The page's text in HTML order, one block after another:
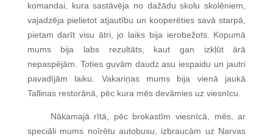
komandai, kura sastāvēja no dažādu skolu skolēniem,
vajadzēja pielietot atjautību un kooperēties savā starpā,
pietam darīt visu ātri, jo laiks bija ierobežots. Kopumā
mums bija labs rezultāts, kaut gan izkļūt ārā
nepaspējām. Toties guvām daudz asu iespaidu un jautri
pavadījām laiku. Vakariņas mums bija vienā jaukā
Tallinas restorānā, pēc kura mēs devāmies uz viesnīcu.
Nākamajā rītā, pēc brokastīm viesnīcā, mēs, ar
speciāli mums noīrētu autobusu, izbraucām uz Narvas